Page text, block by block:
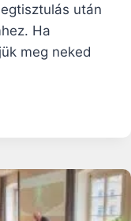
után
Ha
meg neked